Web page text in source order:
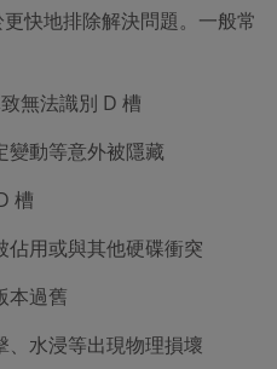
快地排除解決問題。一般常
無法識別 D 槽
變動等意外被隱藏
槽
佔用或與其他硬碟衝突
本過舊
、水浸等出現物理損壞